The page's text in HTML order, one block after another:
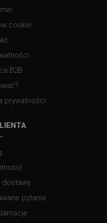
cookie
B2B
prywatności
dostawy
pytania